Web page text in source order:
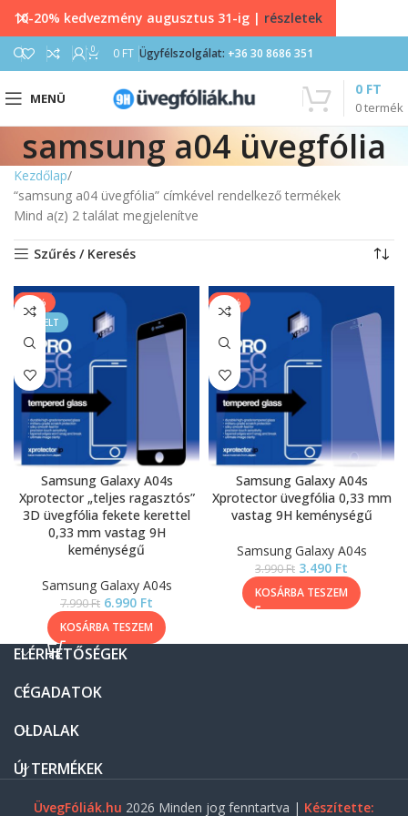
0 0 FT Ügyfélszolgálat: +36 30 8686 351
MENÜ
0termék
0 FT
samsung a04 üvegfólia
Kezdőlap
“samsung a04 üvegfólia” címkével rendelkező termékek
Mind a(z) 2 találat megjelenítve
Szűrés / Keresés
-13%
KIEMELT
Samsung Galaxy A04s
Xprotector „teljes ragasztós”
3D üvegfólia fekete kerettel
0,33 mm vastag 9H
keménységű
Samsung Galaxy A04s
7.990Ft 6.990 Ft
KOSÁRBA TESZEM
-13%
Samsung Galaxy A04s
Xprotector üvegfólia 0,33 mm
vastag 9H keménységű
Samsung Galaxy A04s
3.990Ft 3.490 Ft
KOSÁRBA TESZEM
ELÉRHETŐSÉGEK
CÉGADATOK
OLDALAK
ÚJ TERMÉKEK
ÜvegFóliák.hu 2026 Minden jog fenntartva | Készítette:
10-20% kedvezmény augusztus 31-ig | részletek